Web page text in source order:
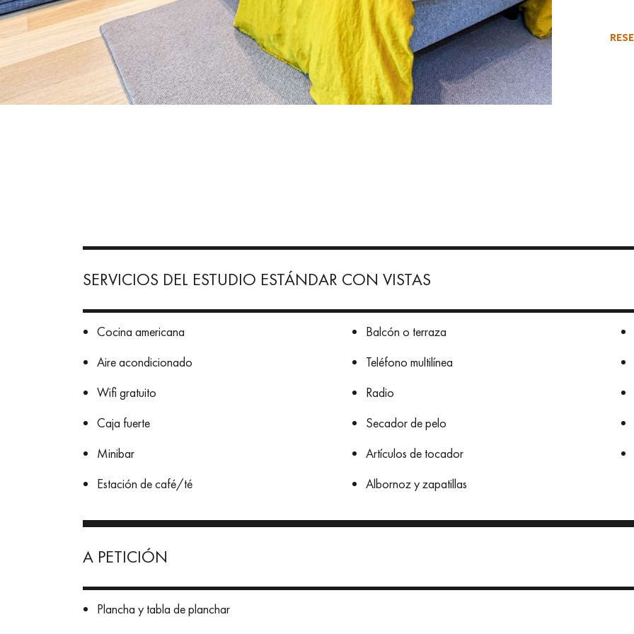
SERVICIOS DEL ESTUDIO ESTÁNDAR CON VISTAS
Cocina americana
Aire acondicionado
Wifi gratuito
Caja fuerte
Minibar
Estación de café/té
Balcón o terraza
Teléfono multilínea
Radio
Secador de pelo
Artículos de tocador
Albornoz y zapatillas
A PETICIÓN
Plancha y tabla de planchar